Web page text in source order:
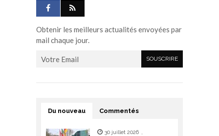
Obtenir les meilleurs actualités envoyées par
mail chaque jour.
Du nouveau Commentés
30 juillet 2026 ,